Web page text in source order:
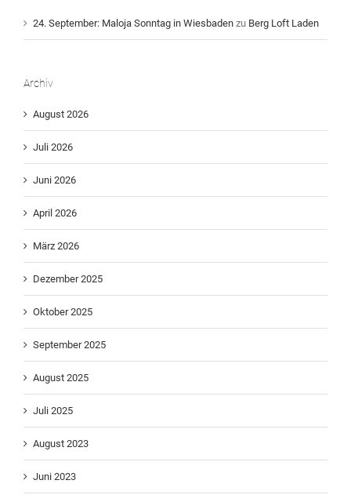
24. September: Maloja Sonntag in Wiesbaden zu Berg Loft Laden
Archiv
August 2026
Juli 2026
Juni 2026
April 2026
März 2026
Dezember 2025
Oktober 2025
September 2025
August 2025
Juli 2025
August 2023
Juni 2023